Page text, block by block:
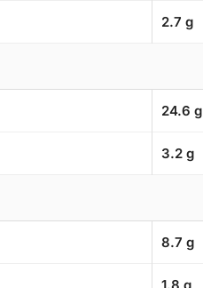
2.7 g
24.6 g
3.2 g
8.7 g